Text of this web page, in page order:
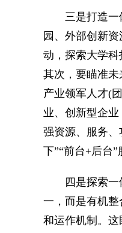
三是打造一体
园、外部创新
动，探索大学科
其次，要瞄准
产业领军人才(
业、创新型企
强资源、服务、
下”“前台+后台
四是探索一体
一，而是有机
和运作机制。